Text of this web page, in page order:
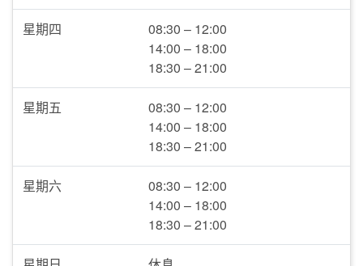
星期四
08:30 – 12:00
14:00 – 18:00
18:30 – 21:00
星期五
08:30 – 12:00
14:00 – 18:00
18:30 – 21:00
星期六
08:30 – 12:00
14:00 – 18:00
18:30 – 21:00